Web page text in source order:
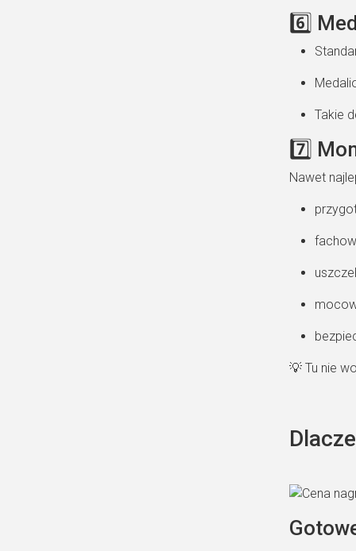
6️⃣
Takie
7️⃣
Nawet
💡 Tu nie